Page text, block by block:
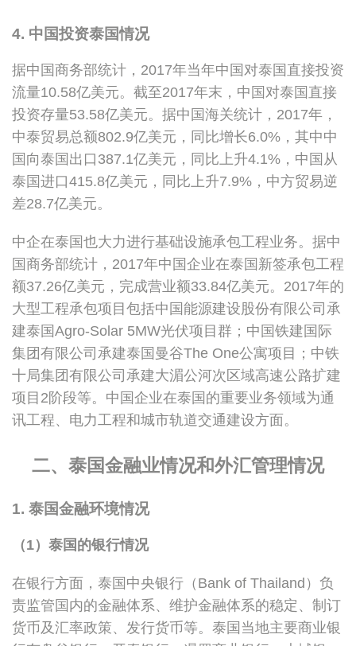
4. 中国投资泰国情况
据中国商务部统计，2017年当年中国对泰国直接投资
流量10.58亿美元。截至2017年末，中国对泰国直接
投资存量53.58亿美元。据中国海关统计，2017年，
中泰贸易总额802.9亿美元，同比增长6.0%，其中中
国向泰国出口387.1亿美元，同比上升4.1%，中国从
泰国进口415.8亿美元，同比上升7.9%，中方贸易逆
差28.7亿美元。
中企在泰国也大力进行基础设施承包工程业务。据中
国商务部统计，2017年中国企业在泰国新签承包工程
额37.26亿美元，完成营业额33.84亿美元。2017年的
大型工程承包项目包括中国能源建设股份有限公司承
建泰国Agro-Solar 5MW光伏项目群；中国铁建国际
集团有限公司承建泰国曼谷The One公寓项目；中铁
十局集团有限公司承建大湄公河次区域高速公路扩建
项目2阶段等。中国企业在泰国的重要业务领域为通
讯工程、电力工程和城市轨道交通建设方面。
二、泰国金融业情况和外汇管理情况
1. 泰国金融环境情况
（1）泰国的银行情况
在银行方面，泰国中央银行（Bank of Thailand）负
责监管国内的金融体系、维护金融体系的稳定、制订
货币及汇率政策、发行货币等。泰国当地主要商业银